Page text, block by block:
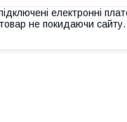
електронні
не покидаючи сайту.